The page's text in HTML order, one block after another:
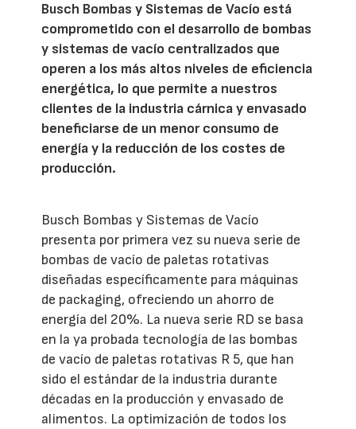
Busch Bombas y Sistemas de Vacío está
comprometido con el desarrollo de bombas
y sistemas de vacío centralizados que
operen a los más altos niveles de eficiencia
energética, lo que permite a nuestros
clientes de la industria cárnica y envasado
beneficiarse de un menor consumo de
energía y la reducción de los costes de
producción.
Busch Bombas y Sistemas de Vacío
presenta por primera vez su nueva serie de
bombas de vacío de paletas rotativas
diseñadas específicamente para máquinas
de packaging, ofreciendo un ahorro de
energía del 20%. La nueva serie RD se basa
en la ya probada tecnología de las bombas
de vacío de paletas rotativas R 5, que han
sido el estándar de la industria durante
décadas en la producción y envasado de
alimentos. La optimización de todos los